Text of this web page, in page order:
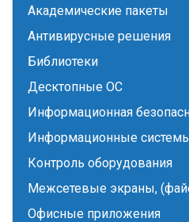
Академические пакеты
Антивирусные решения
Библиотеки
Десктопные ОС
Информационная
Информационные
Контроль оборудования
Межсетевые экраны,
Офисные приложения